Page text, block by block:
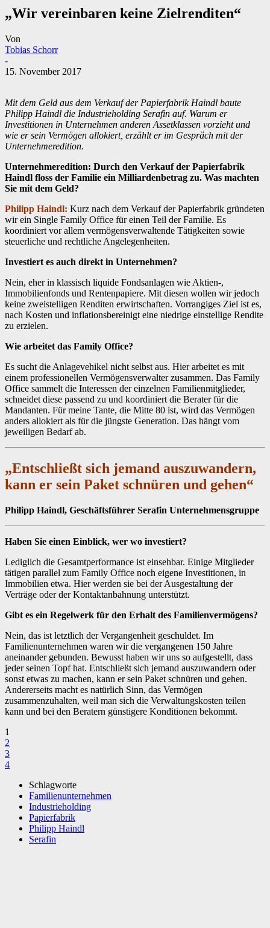
„Wir vereinbaren keine Zielrenditen“
Von
Tobias Schorr
-
15. November 2017
Mit dem Geld aus dem Verkauf der Papierfabrik Haindl baute
Philipp Haindl die Industrieholding Serafin auf. Warum er
Investitionen in Unternehmen anderen Assetklassen vorzieht und
wie er sein Vermögen allokiert, erzählt er im Gespräch mit der
Unternehmeredition.
Unternehmeredition: Durch den Verkauf der Papierfabrik
Haindl floss der Familie ein Milliardenbetrag zu. Was machten
Sie mit dem Geld?
Philipp Haindl: Kurz nach dem Verkauf der Papierfabrik gründeten
wir ein Single Family Office für einen Teil der Familie. Es
koordiniert vor allem vermögensverwaltende Tätigkeiten sowie
steuerliche und rechtliche Angelegenheiten.
Investiert es auch direkt in Unternehmen?
Nein, eher in klassisch liquide Fondsanlagen wie Aktien-,
Immobilienfonds und Rentenpapiere. Mit diesen wollen wir jedoch
keine zweistelligen Renditen erwirtschaften. Vorrangiges Ziel ist es,
nach Kosten und inflationsbereinigt eine niedrige einstellige Rendite
zu erzielen.
Wie arbeitet das Family Office?
Es sucht die Anlagevehikel nicht selbst aus. Hier arbeitet es mit
einem professionellen Vermögensverwalter zusammen. Das Family
Office sammelt die Interessen der einzelnen Familienmitglieder,
schneidet diese passend zu und koordiniert die Berater für die
Mandanten. Für meine Tante, die Mitte 80 ist, wird das Vermögen
anders allokiert als für die jüngste Generation. Das hängt vom
jeweiligen Bedarf ab.
„Entschließt sich jemand auszuwandern,
kann er sein Paket schnüren und gehen“
Philipp Haindl, Geschäftsführer Serafin Unternehmensgruppe
Haben Sie einen Einblick, wer wo investiert?
Lediglich die Gesamtperformance ist einsehbar. Einige Mitglieder
tätigen parallel zum Family Office noch eigene Investitionen, in
Immobilien etwa. Hier werden sie bei der Ausgestaltung der
Verträge oder der Kontaktanbahnung unterstützt.
Gibt es ein Regelwerk für den Erhalt des Familienvermögens?
Nein, das ist letztlich der Vergangenheit geschuldet. Im
Familienunternehmen waren wir die vergangenen 150 Jahre
aneinander gebunden. Bewusst haben wir uns so aufgestellt, dass
jeder seinen Topf hat. Entschließt sich jemand auszuwandern oder
sonst etwas zu machen, kann er sein Paket schnüren und gehen.
Andererseits macht es natürlich Sinn, das Vermögen
zusammenzuhalten, weil man sich die Verwaltungskosten teilen
kann und bei den Beratern günstigere Konditionen bekommt.
1
2
3
4
Schlagworte
Familienunternehmen
Industrieholding
Papierfabrik
Philipp Haindl
Serafin